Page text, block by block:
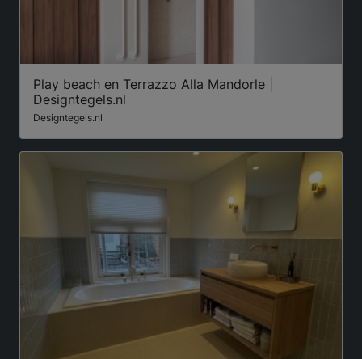
Play beach en Terrazzo Alla Mandorle |
Designtegels.nl
Designtegels.nl